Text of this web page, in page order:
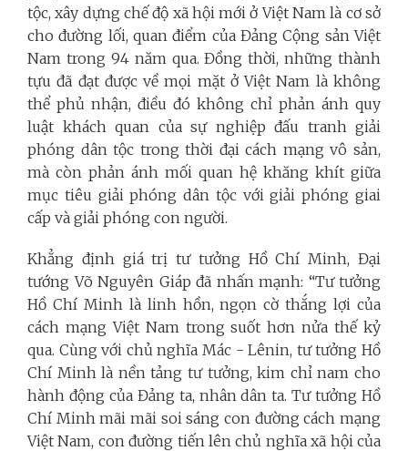
tộc, xây dựng chế độ xã hội mới ở Việt Nam là cơ sở
cho đường lối, quan điểm của Đảng Cộng sản Việt
Nam trong 94 năm qua. Đồng thời, những thành
tựu đã đạt được về mọi mặt ở Việt Nam là không
thể phủ nhận, điều đó không chỉ phản ánh quy
luật khách quan của sự nghiệp đấu tranh giải
phóng dân tộc trong thời đại cách mạng vô sản,
mà còn phản ánh mối quan hệ khăng khít giữa
mục tiêu giải phóng dân tộc với giải phóng giai
cấp và giải phóng con người.
Khẳng định giá trị tư tưởng Hồ Chí Minh, Đại
tướng Võ Nguyên Giáp đã nhấn mạnh: “Tư tưởng
Hồ Chí Minh là linh hồn, ngọn cờ thắng lợi của
cách mạng Việt Nam trong suốt hơn nửa thế kỷ
qua. Cùng với chủ nghĩa Mác - Lênin, tư tưởng Hồ
Chí Minh là nền tảng tư tưởng, kim chỉ nam cho
hành động của Đảng ta, nhân dân ta. Tư tưởng Hồ
Chí Minh mãi mãi soi sáng con đường cách mạng
Việt Nam, con đường tiến lên chủ nghĩa xã hội của